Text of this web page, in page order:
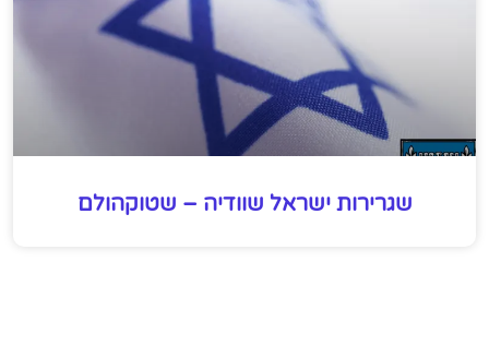
שגרירות ישראל שוודיה – שטוקהולם